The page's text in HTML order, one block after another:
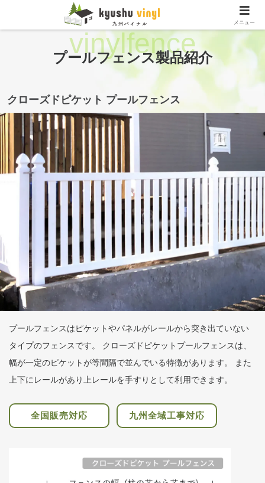
プールフェンス製品紹介
クローズドピケット プールフェンス
プールフェンスはピケットやパネルがレールから突き出ていない
タイプのフェンスです。 クローズドピケットプールフェンスは、
幅が一定のピケットが等間隔で並んでいる特徴があります。 また
上下にレールがあり上レールを手すりとして利用できます。
全国 販売対応 九州全域工事対応
メニュー